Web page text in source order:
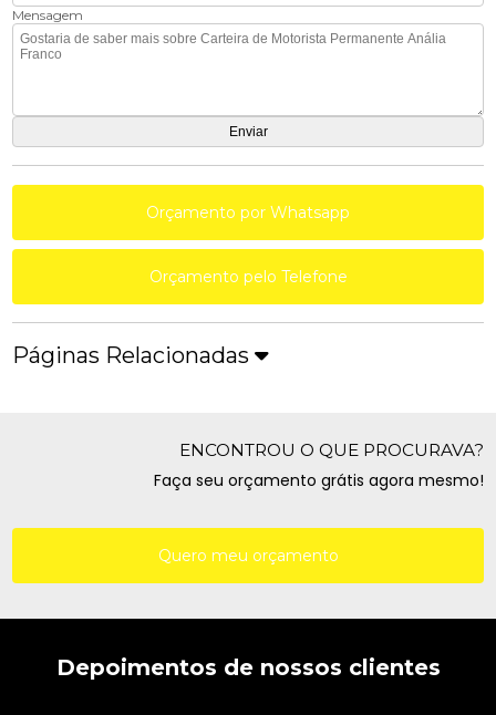
Mensagem
Orçamento por Whatsapp
Orçamento pelo Telefone
Páginas Relacionadas
ENCONTROU O QUE PROCURAVA?
Faça seu orçamento grátis agora mesmo!
Quero meu orçamento
Depoimentos de nossos clientes